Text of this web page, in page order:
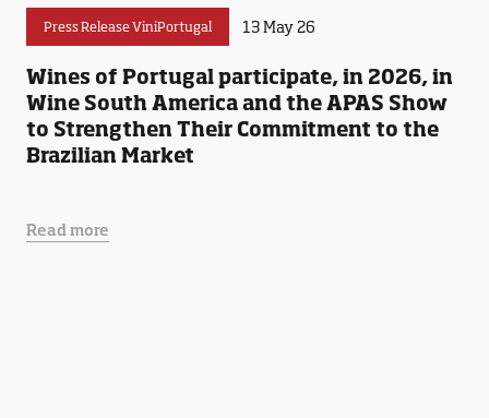
Press Release ViniPortugal 13 May 26
Wines of Portugal participate, in 2026, in
Wine South America and the APAS Show
to Strengthen Their Commitment to the
Brazilian Market
Read more